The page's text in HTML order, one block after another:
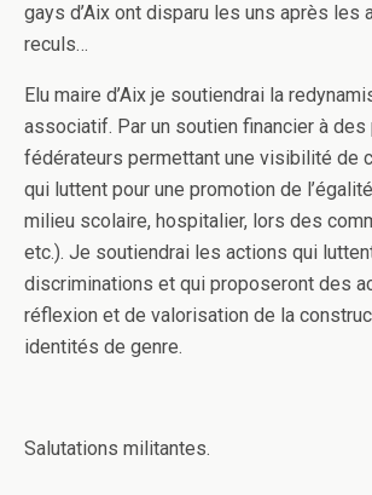
gays d’Aix ont disparu les uns après les
reculs…
Elu maire d’Aix je soutiendrai la
associatif. Par un soutien financier à des
fédérateurs permettant une visibilité de
qui luttent pour une promotion de
milieu scolaire, hospitalier, lors des
etc.). Je soutiendrai les actions qui
discriminations et qui proposeront des
réflexion et de valorisation de la
identités de genre.
Salutations militantes.